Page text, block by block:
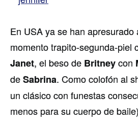
En USA ya se han apresurado
momento trapito-segunda-piel
Janet, el beso de Britneycon
deSabrina. Como colofón al
un clásico con funestas
menos para su cuerpo de baile)